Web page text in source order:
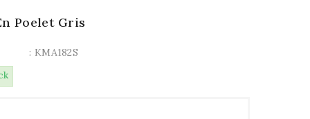
Poelet Gris
: KMA182S